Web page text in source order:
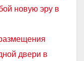
новую эру в
двери в